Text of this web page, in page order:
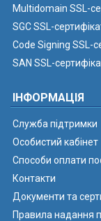
Multidomain SSL-
SGC SSL-
Code Signing SSL-
SAN SSL-
ІНФОРМАЦІЯ
Служба підтримки
Особистий кабінет
Способи оплати
Контакти
Документи та
Правила надання